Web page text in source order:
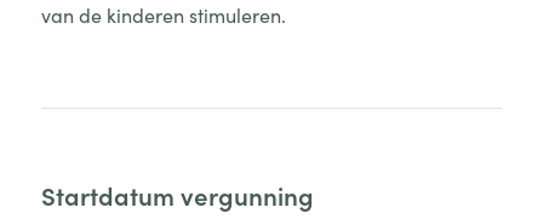
van de kinderen stimuleren.
Startdatum vergunning